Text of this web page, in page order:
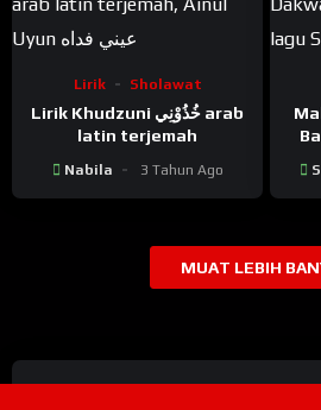
Lirik Sholawat
Lirik Khudzuni خُذُوْنِي arab
latin terjemah
Nabila 3 Tahun Ago
MUAT LEBIH